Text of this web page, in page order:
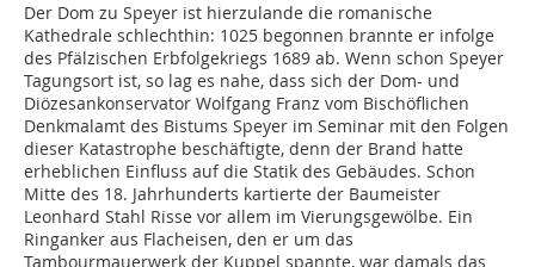
Der Dom zu Speyer ist hierzulande die romanische
Kathedrale schlechthin: 1025 begonnen brannte er infolge
des Pfälzischen Erbfolgekriegs 1689 ab. Wenn schon Speyer
Tagungsort ist, so lag es nahe, dass sich der Dom- und
Diözesankonservator Wolfgang Franz vom Bischöflichen
Denkmalamt des Bistums Speyer im Seminar mit den Folgen
dieser Katastrophe beschäftigte, denn der Brand hatte
erheblichen Einfluss auf die Statik des Gebäudes. Schon
Mitte des 18. Jahrhunderts kartierte der Baumeister
Leonhard Stahl Risse vor allem im Vierungsgewölbe. Ein
Ringanker aus Flacheisen, den er um das
Tambourmauerwerk der Kuppel spannte, war damals das